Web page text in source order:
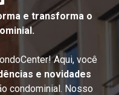
e transforma o
Aqui, você
e novidades
condominial. Nosso